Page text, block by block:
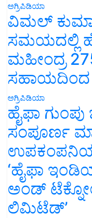
ಅಗ್ರಿಪಿಡಿಯಾ
ವಿಮಲ್
ಸಮಯದಲ್ಲಿ
ಮಹೀಂದ್ರ
ಸಹಾಯದಿಂದ
ಅಗ್ರಿಪಿಡಿಯಾ
ಹೈಫಾ
ಸಂಪೂರ್ಣ
‘ಹೈಫಾ
ಅಂಡ್
ಲಿಮಿಟೆಡ್’